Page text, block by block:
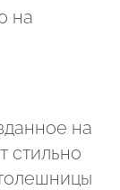
на
на
стильно